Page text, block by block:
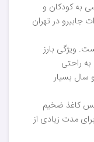
به کودکان و
جابیرو در تهران
ویژگی بارز
راحتی
سال بسیار
کاغذ ضخیم
مدت زیادی از